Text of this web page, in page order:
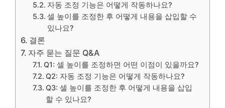
자동 조정 기능은 어떻게 작동하나요?
셀 높이를 조정한 후 어떻게 내용을 삽입할 수
있나요?
결론
자주 묻는 질문 Q&A
Q1: 셀 높이를 조정하면 어떤 이점이 있을까요?
Q2: 자동 조정 기능은 어떻게 작동하나요?
Q3: 셀 높이를 조정한 후 어떻게 내용을 삽입
할 수 있나요?